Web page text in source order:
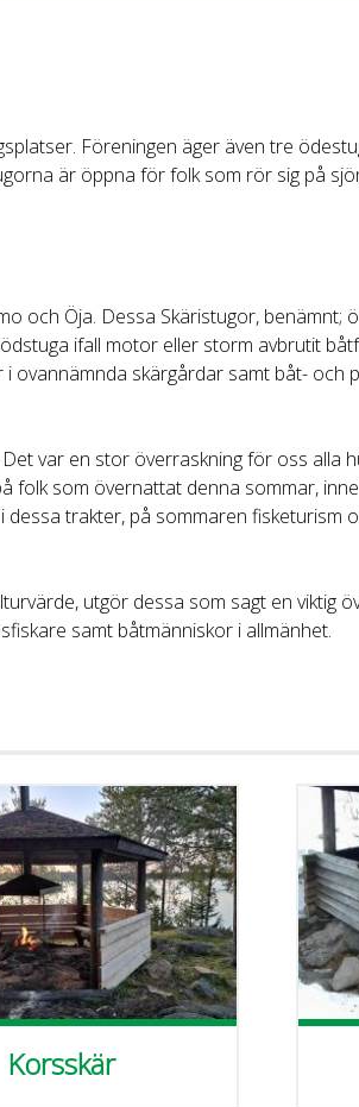
Föreningen äger även tre
är öppna för folk som rör sig på
och Öja. Dessa Skäristugor,
ifall motor eller storm avbrutit
skärgårdar samt båt- och
var en stor överraskning för oss alla
folk som övernattat denna sommar,
trakter, på sommaren fisketurism
utgör dessa som sagt en viktig
samt båtmänniskor i allmänhet.
Korsskär